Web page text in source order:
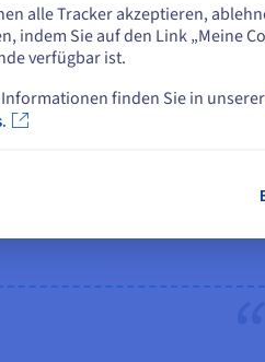
gehören eine
Aspekt der Partnerschaft
Unterstützung von Spezialisten
andere Website wählen
alle Tracker akzeptieren,
indem Sie auf den Link „Meine
verfügbar ist.
finden Sie in unserer